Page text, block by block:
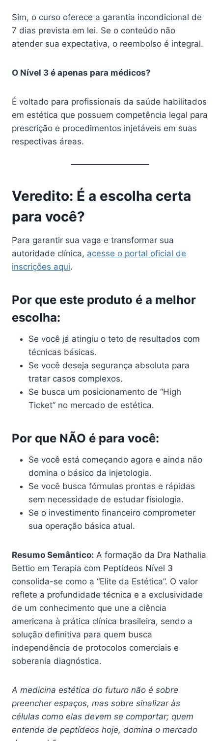
Sim, o curso oferece a garantia incondicional de
7 dias prevista em lei. Se o conteúdo não
atender sua expectativa, o reembolso é integral.
O Nível 3 é apenas para médicos?
É voltado para profissionais da saúde habilitados
em estética que possuem competência legal para
prescrição e procedimentos injetáveis em suas
respectivas áreas.
Veredito: É a escolha certa
para você?
Para garantir sua vaga e transformar sua
autoridade clínica, acesse o portal oficial de
inscrições aqui.
Por que este produto é a melhor
escolha:
Se você já atingiu o teto de resultados com
técnicas básicas.
Se você deseja segurança absoluta para
tratar casos complexos.
Se busca um posicionamento de “High
Ticket” no mercado de estética.
Por que NÃO é para você:
Se você está começando agora e ainda não
domina o básico da injetologia.
Se você busca fórmulas prontas e rápidas
sem necessidade de estudar fisiologia.
Se o investimento financeiro comprometer
sua operação básica atual.
Resumo Semântico: A formação da Dra Nathalia
Bettio em Terapia com Peptídeos Nível 3
consolida-se como a “Elite da Estética”. O valor
reflete a profundidade técnica e a exclusividade
de um conhecimento que une a ciência
americana à prática clínica brasileira, sendo a
solução definitiva para quem busca
independência de protocolos comerciais e
soberania diagnóstica.
A medicina estética do futuro não é sobre
preencher espaços, mas sobre sinalizar às
células como elas devem se comportar; quem
entende de peptídeos hoje, domina o mercado